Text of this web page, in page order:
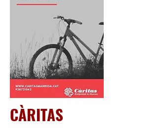
CÀRITAS